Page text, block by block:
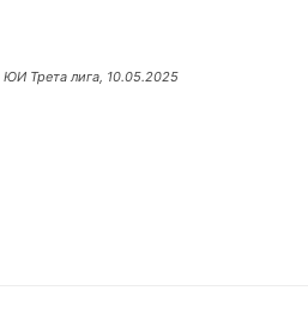
ЮИ Трета лига, 10.05.2025